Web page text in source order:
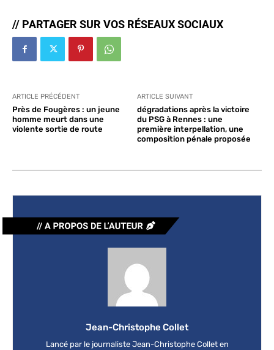
// PARTAGER SUR VOS RÉSEAUX SOCIAUX
ARTICLE PRÉCÉDENT
Près de Fougères : un jeune
homme meurt dans une
violente sortie de route
ARTICLE SUIVANT
dégradations après la victoire
du PSG à Rennes : une
première interpellation, une
composition pénale proposée
Jean-Christophe Collet
Lancé par le journaliste Jean-Christophe Collet en